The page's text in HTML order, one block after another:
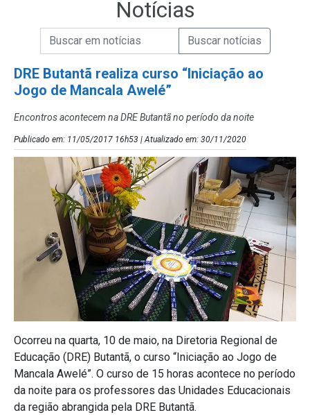
Notícias
Campo de Busca de Notícias
Campo de Busca de informaçõesEnviar a Busca de Notícias
DRE Butantã realiza curso “Iniciação ao
Jogo de Mancala Awelé”
Encontros acontecem na DRE Butantã no período da noite
Publicado em: 11/05/2017 16h53 | Atualizado em: 30/11/2020
Ocorreu na quarta, 10 de maio, na Diretoria Regional de
Educação (DRE) Butantã, o curso “Iniciação ao Jogo de
Mancala Awelé”. O curso de 15 horas acontece no período
da noite para os professores das Unidades Educacionais
da região abrangida pela DRE Butantã.